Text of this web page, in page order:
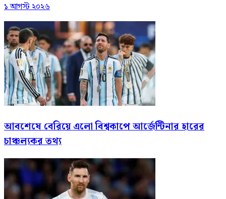
১ আগস্ট ২০২৬
আবশেষে বেরিয়ে এলো বিশ্বকাপে আর্জেন্টিনার হারের
চাঞ্চল্যকর তথ্য